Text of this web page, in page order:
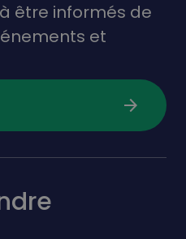
être informés de
et
arrow_forward